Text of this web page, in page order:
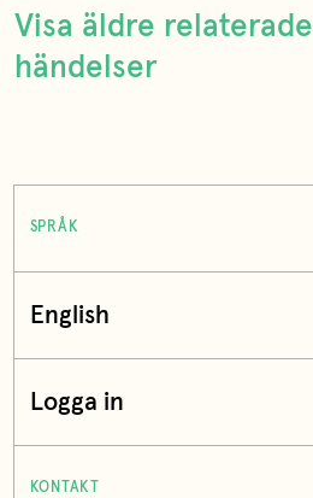
Visa äldre relaterade
händelser
SPRÅK
English
Logga in
KONTAKT